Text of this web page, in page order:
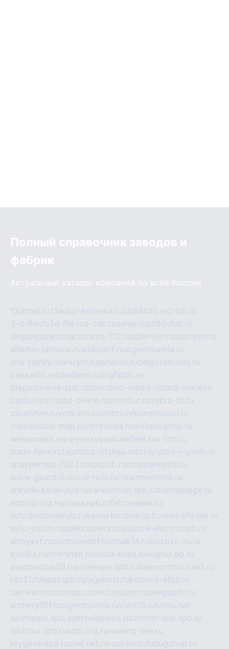
Полный справочник заводов и
фабрик
Актуальный каталог компаний по всей России
133chel.ru13autor-kolonka.ru2864420.ru2rich.ru
3-d-file.ru3d-file.rua-cdc.ruaalse.rua380club.ru
airgungames.ruaccounts-112.ruadler-jun.ruadonyev.ru
alfeihavsalnassr.rualtaipant.ruargentinamia.ru
aria-family.ruarkrym.ruashanet.rubelgorod-day.ru
bankaribi.rubandamn.rubigfatcc.ru
blagodarenie-spb.ruborodino-media.rucard-voice.ru
cardvoice.ruzed-online.ruzvonitut.ruzebra-tlt.ru
zarafshan.ruyork-life.ruvintovoykompressor.ru
vladivostok-map.ruvlknrussia.ruwasabi-shop.ru
webamator.ruzaryna.ruyoutubefree.rux-ton.ru
trade-farm.rutajuncos.rutaksu.rutor-lyubov-i-grom.ru
spayderhed-2022.rusplclub.rustoppamedia.ru
snow-guard.ruslovar-ivrit.rucleanmedicine.ru
shkurki-karakulya.rukanotiforet.spb.rututmassage.ru
ecolog.org.rupraga.spb.rufalcorussia.ru
autodoctorservis.rukamertondom.spb.ru net-life.net.ru
avto-vozim.rusakhcamera.rualliance-electro.spb.ru
stroyavt.rucontrolweb1.rutdsak74.rukinzozo-ru.ru
kvotka.ru iron-snab.rucosta-bella.rueugrus.pp.ru
associaciya39.ruprimexpo.spb.rubezmorchin.ru ia2.ru
cpt21.ru ispecspb.ru regahost.rukolosok-elita.ru
tae-kwon.ruconsrio.com.ru insiam.ruavegainfo.ru
archery161.rubigencyclica.ruvlast16.rukorru.net
sarmiento.spb.suextelopedia.ru lammin-suo.spb.ru
iskatour.spb.rusnpi.org.ru running-line.ru
krygeva-spa.ruchel.net.ru rust-loco.rudugshop.ru